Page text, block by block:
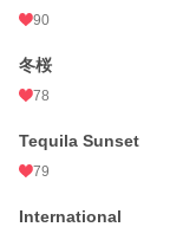
90
冬桜
78
Tequila Sunset
79
International